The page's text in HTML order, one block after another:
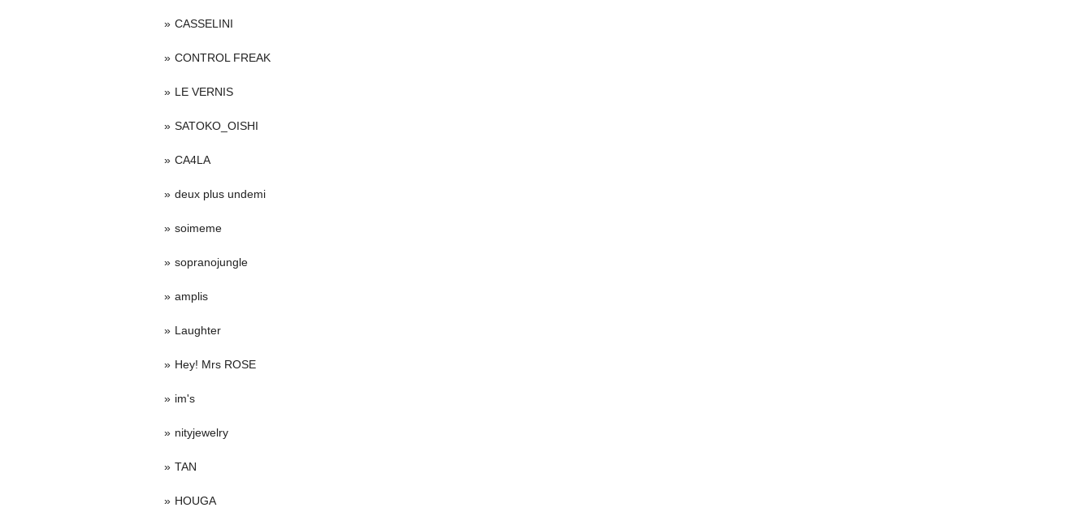
CASSELINI
CONTROL FREAK
LE VERNIS
SATOKO_OISHI
CA4LA
deux plus undemi
soimeme
sopranojungle
amplis
Laughter
Hey! Mrs ROSE
im's
nityjewelry
TAN
HOUGA